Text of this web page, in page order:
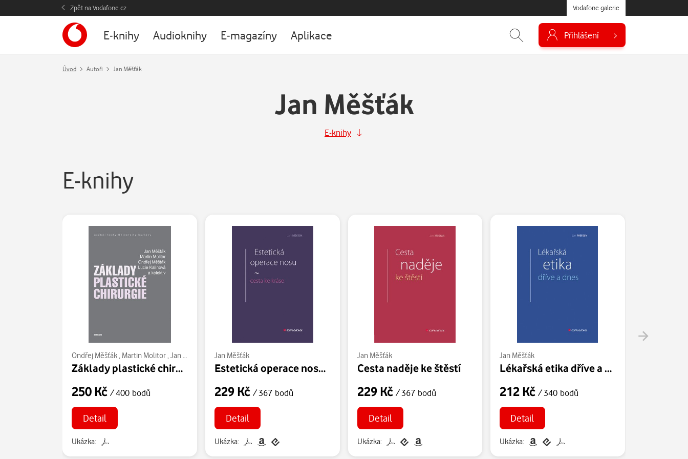
Zpět na Vodafone.cz Vodafone galerie
E-knihy Audioknihy E-magazíny Aplikace Přihlášení
Úvod Autoři Jan Měšťák
Jan Měšťák
E-knihy
E-knihy
Ondřej Měšťák, Martin Molitor, Jan Měšťák Lucie Kalinová
Základy plastické chirurgie
250 Kč / 400 bodů
Detail
Ukázka:
Jan Měšťák
Estetická operace nosu - cesta ke kráse
229 Kč / 367 bodů
Detail
Ukázka:
Jan Měšťák
Cesta naděje ke štěstí
229 Kč / 367 bodů
Detail
Ukázka:
Jan Měšťák
Lékařská etika dříve a dnes
212 Kč / 340 bodů
Detail
Ukázka: